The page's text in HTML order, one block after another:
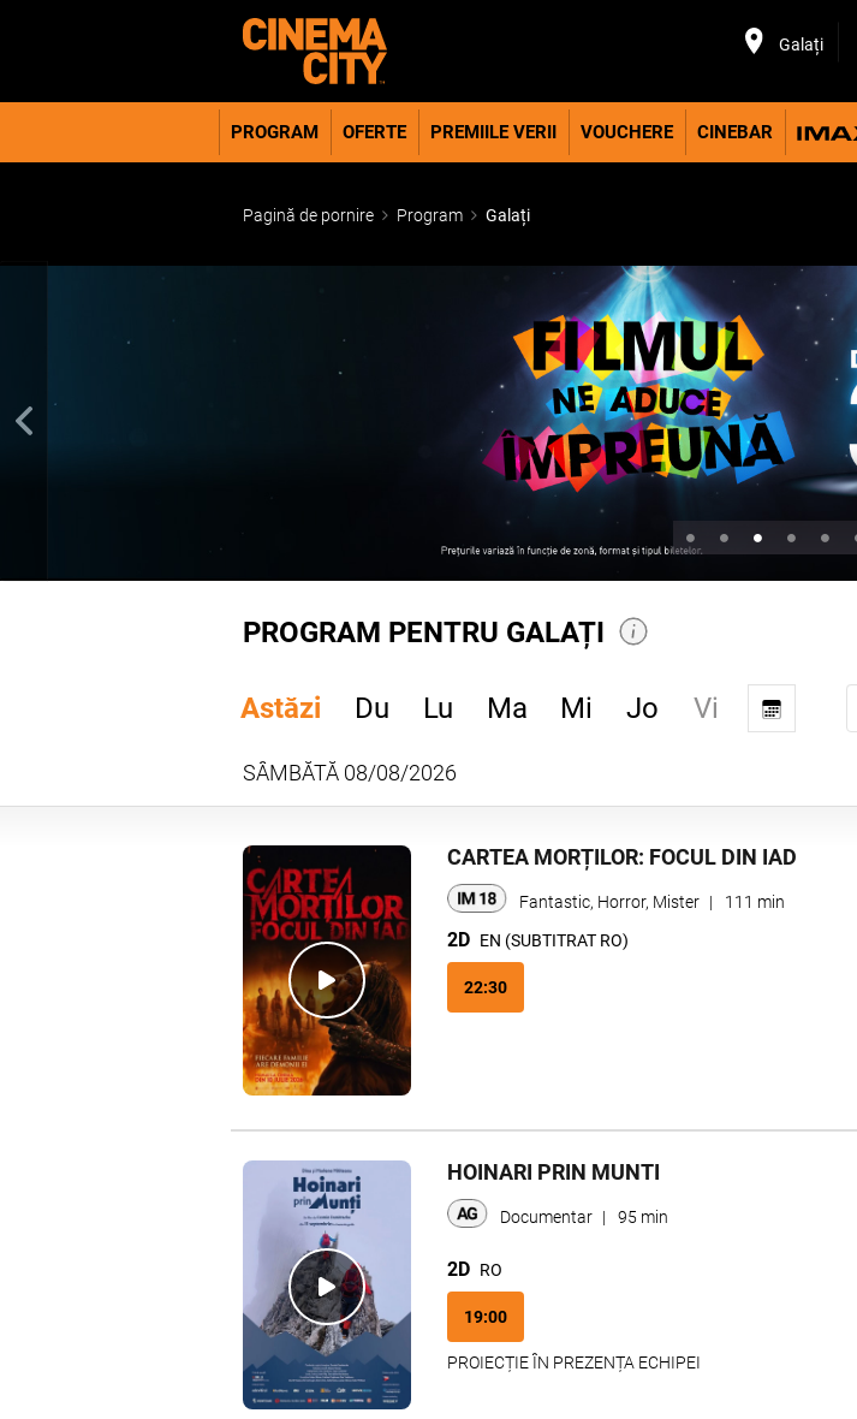
Galați
PROGRAM OFERTE PREMIILE VERII VOUCHERE CINEBAR
Pagină de pornire Program Galați
PROGRAM PENTRU GALAȚI
Astăzi Du Lu Ma Mi Jo Vi
SÂMBĂTĂ 08/08/2026
CARTEA MORȚILOR: FOCUL DIN IAD
Fantastic, Horror, Mister | 111 min
2D EN (SUBTITRAT RO)
22:30
HOINARI PRIN MUNTI
Documentar | 95 min
2D RO
19:00
PROIECȚIE ÎN PREZENȚA ECHIPEI